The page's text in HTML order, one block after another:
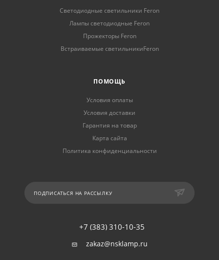
Светодиодные светильники Feron
Лампы светодиодные Feron
Прожекторы Feron
Встраиваемые светильникиFeron
ПОМОЩЬ
Условия оплаты
Условия доставки
Гарантия на товар
Карта сайта
Политика конфиденциальности
ПОДПИСАТЬСЯ НА РАССЫЛКУ
+7 (383) 310-10-35
zakaz@nsklamp.ru